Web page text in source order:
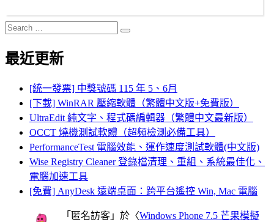
Search
for:
Search
最近更新
[統一發票] 中獎號碼 115 年 5、6月
[下載] WinRAR 壓縮軟體（繁體中文版+免費版）
UltraEdit 純文字、程式碼編輯器（繁體中文最新版）
OCCT 燒機測試軟體（超頻檢測必備工具）
PerformanceTest 電腦效能、運作速度測試軟體(中文版)
Wise Registry Cleaner 登錄檔清理、重組、系統最佳化、
電腦加速工具
[免費] AnyDesk 遠端桌面：跨平台遙控 Win, Mac 電腦
「 匿名訪客 」於〈Windows Phone 7.5 芒果模擬